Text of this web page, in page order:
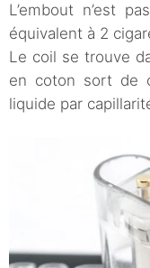
L’embout n’est
équivalent à 2
Le coil se trouve
en coton sort de
liquide par